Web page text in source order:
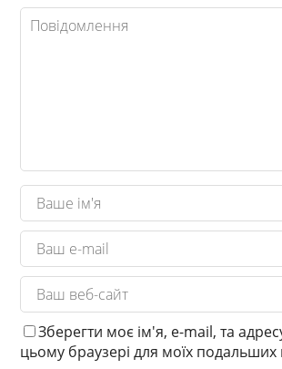
Зберегти моє ім'я, e-mail, та
цьому браузері для моїх подальших